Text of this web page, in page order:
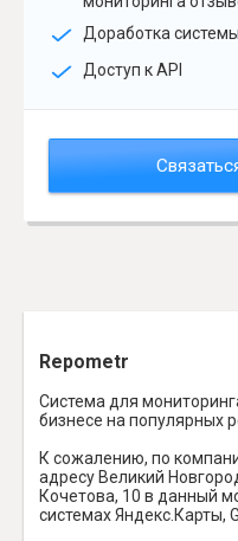
Доработка
Доступ к API
Repometr
Система для
бизнесе на популярных
К сожалению, по
адресу Великий
Кочетова, 10 в данный
системах Яндекс.Карты,